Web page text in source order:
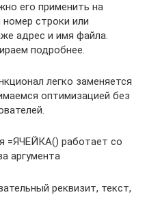
его применить на
номер строки или
адрес и имя файла.
подробнее.
легко заменяется
оптимизацией без
=ЯЧЕЙКА() работает со
аргумента
реквизит, текст,